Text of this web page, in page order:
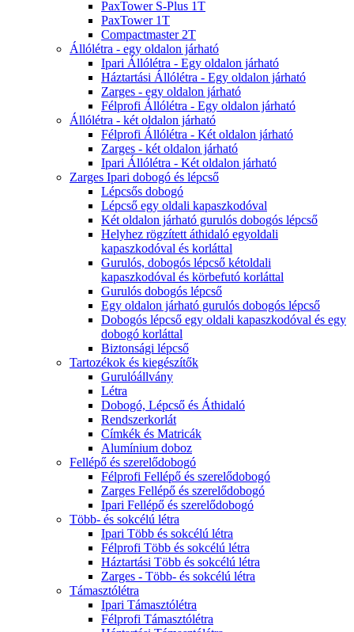
PaxTower S-Plus 1T
PaxTower 1T
Compactmaster 2T
Állólétra - egy oldalon járható
Ipari Állólétra - Egy oldalon járható
Háztartási Állólétra - Egy oldalon járható
Zarges - egy oldalon járható
Félprofi Állólétra - Egy oldalon járható
Állólétra - két oldalon járható
Félprofi Állólétra - Két oldalon járható
Zarges - két oldalon járható
Ipari Állólétra - Két oldalon járható
Zarges Ipari dobogó és lépcső
Lépcsős dobogó
Lépcső egy oldali kapaszkodóval
Két oldalon járható gurulós dobogós lépcső
Helyhez rögzített áthidaló egyoldali
kapaszkodóval és korláttal
Gurulós, dobogós lépcső kétoldali
kapaszkodóval és körbefutó korláttal
Gurulós dobogós lépcső
Egy oldalon járható gurulós dobogós lépcső
Dobogós lépcső egy oldali kapaszkodóval és egy
dobogó korláttal
Biztonsági lépcső
Tartozékok és kiegészítők
Gurulóállvány
Létra
Dobogó, Lépcső és Áthidaló
Rendszerkorlát
Címkék és Matricák
Alumínium doboz
Fellépő és szerelődobogó
Félprofi Fellépő és szerelődobogó
Zarges Fellépő és szerelődobogó
Ipari Fellépő és szerelődobogó
Több- és sokcélú létra
Ipari Több és sokcélú létra
Félprofi Több és sokcélú létra
Háztartási Több és sokcélú létra
Zarges - Több- és sokcélú létra
Támasztólétra
Ipari Támasztólétra
Félprofi Támasztólétra